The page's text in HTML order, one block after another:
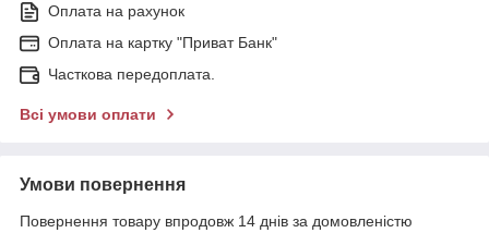
Оплата на рахунок
Оплата на картку "Приват Банк"
Часткова передоплата.
Всі умови оплати
Умови повернення
Повернення товару впродовж 14 днів за домовленістю